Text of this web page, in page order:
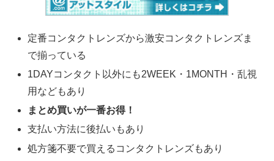
定番コンタクトレンズから激安コンタクトレンズま
で揃っている
1DAYコンタクト以外にも2WEEK・1MONTH・乱視
用などもあり
まとめ買いが一番お得！
支払い方法に後払いもあり
処方箋不要で買えるコンタクトレンズもあり